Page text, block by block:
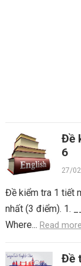
Đề
6
27/
Đề kiểm tra 1 tiết
nhất (3 điểm). 1.
Where... Read more
Đề